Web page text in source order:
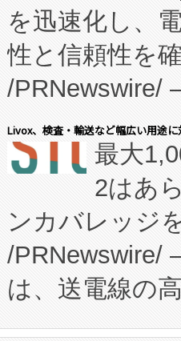
従来のフェッ
に、患者やサ
キー方式で拡
す。FCCM‑を
患者にとって
のアクセスを
Fully-
プログラムに
に関する技術
構造化トレー
を迅速化し、
性と信頼性を
/PRNewswire/
会社エーアイ
President原信
ードする
ーエネルギー
た。 Voltaiq独
定、統合、導
安全性を追跡
Livox、検査・輸送など幅広い用途
最大
2はあ
ンカバレッジ
/PRNewswire/
は、送電線の
や穀物倉庫に